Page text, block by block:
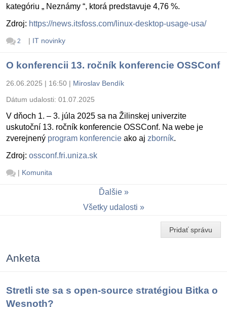
kategóriu „ Neznámy “, ktorá predstavuje 4,76 %.
Zdroj: https://news.itsfoss.com/linux-desktop-usage-usa/
2 | IT novinky
O konferencii 13. ročník konferencie OSSConf
26.06.2025 | 16:50 | Miroslav Bendík
Dátum udalosti: 01.07.2025
V dňoch 1. – 3. júla 2025 sa na Žilinskej univerzite
uskutoční 13. ročník konferencie OSSConf. Na webe je
zverejnený program konferencie ako aj zborník.
Zdroj: ossconf.fri.uniza.sk
| Komunita
Ďalšie
Všetky udalosti
Pridať správu
Anketa
Stretli ste sa s open-source stratégiou Bitka o
Wesnoth?